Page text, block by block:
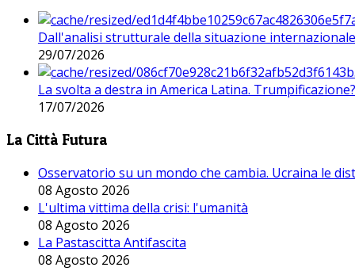
Dall'analisi strutturale della situazione
29/07/2026
La svolta a destra in America Latina. Trumpificazione?
17/07/2026
La Città Futura
Osservatorio su un mondo che cambia. Ucraina le
08 Agosto 2026
L'ultima vittima della crisi: l'umanità
08 Agosto 2026
La Pastascitta Antifascita
08 Agosto 2026